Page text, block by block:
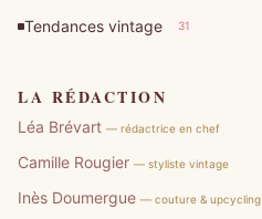
Tendances vintage 31
LA RÉDACTION
Léa Brévart — rédactrice en chef
Camille Rougier — styliste vintage
Inès Doumergue — couture & upcycling